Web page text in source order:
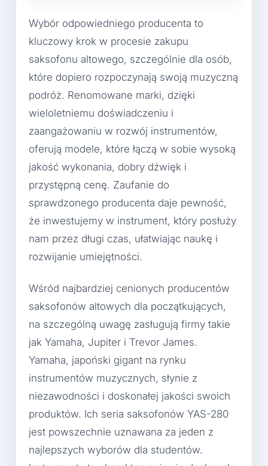
Wybór odpowiedniego producenta to
kluczowy krok w procesie zakupu
saksofonu altowego, szczególnie dla osób,
które dopiero rozpoczynają swoją muzyczną
podróż. Renomowane marki, dzięki
wieloletniemu doświadczeniu i
zaangażowaniu w rozwój instrumentów,
oferują modele, które łączą w sobie wysoką
jakość wykonania, dobry dźwięk i
przystępną cenę. Zaufanie do
sprawdzonego producenta daje pewność,
że inwestujemy w instrument, który posłuży
nam przez długi czas, ułatwiając naukę i
rozwijanie umiejętności.
Wśród najbardziej cenionych producentów
saksofonów altowych dla początkujących,
na szczególną uwagę zasługują firmy takie
jak Yamaha, Jupiter i Trevor James.
Yamaha, japoński gigant na rynku
instrumentów muzycznych, słynie z
niezawodności i doskonałej jakości swoich
produktów. Ich seria saksofonów YAS-280
jest powszechnie uznawana za jeden z
najlepszych wyborów dla studentów.